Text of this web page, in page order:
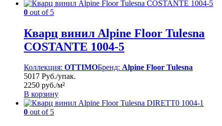
0 out of 5
Кварц винил Alpine Floor Tulesna
COSTANTE 1004-5
Коллекция: OTTIMOБренд: Alpine Floor Tulesna
5017 Руб./упак.
2250 руб./м²
В корзину
0 out of 5